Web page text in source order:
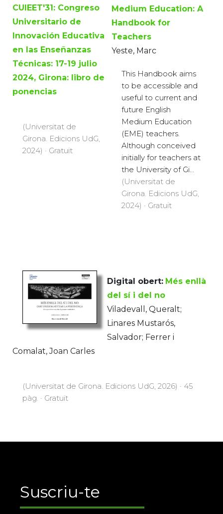
CUIEET'31: Congreso
Universitario de
Innovación Educativa
en las Enseñanzas
Técnicas: 17-19 julio
2024, Girona: libro de
ponencias
(Universitat de
Girona. Edicions UdG,
2024) · Gratuït
Medium Education: A
Handbook for
Teachers
Yeste, Marc
This Handbook aims
to be accessible and
useful to current and
future English
Medium Education
(EME) teachers.
Although conceived
initially for teachers at
the University of Gi...
(Universitat de
Girona. Edicions UdG,
2024) · Gratuït
Digital obert: Més enllà
del sí i del no
Viladevall, Queralt;
Linares Mustarós,
Salvador; Ferrer i
Comalat, Joan Carles
(Universitat de Girona. Edicions UdG, 2026) · 45
pàg. · Gratuït
Suscriu-te